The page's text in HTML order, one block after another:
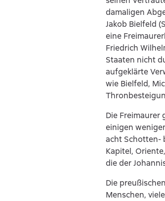
damaligen
Jakob Bielfeld
eine
Friedrich
Staaten nicht
aufgeklärte
wie Bielfeld,
Die Freimaurer
einigen
acht Schotten-
Kapitel,
die der
Die
Menschen,